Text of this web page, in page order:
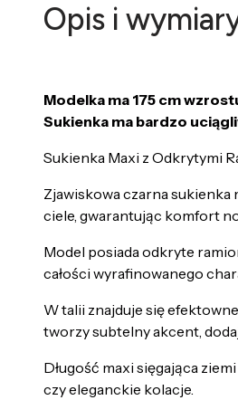
Opis i
Modelka ma 175 cm
Sukienka ma bardzo
Sukienka Maxi z Odkrytymi
Zjawiskowa czarna sukienka
ciele, gwarantując komfort
Model posiada odkryte
całości wyrafinowanego
W talii znajduje się
tworzy subtelny akcent,
Długość maxi sięgająca
czy eleganckie kolacje.